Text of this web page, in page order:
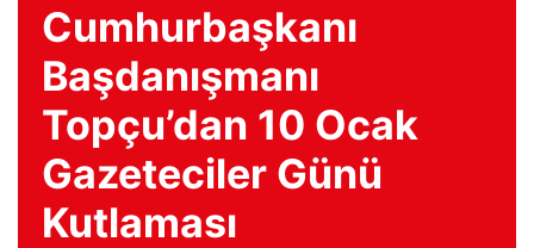
Cumhurbaşkanı
Başdanışmanı
Topçu’dan 10 Ocak
Gazeteciler Günü
Kutlaması